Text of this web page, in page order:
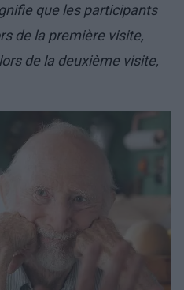
que les participants
de la première visite,
de la deuxième visite,